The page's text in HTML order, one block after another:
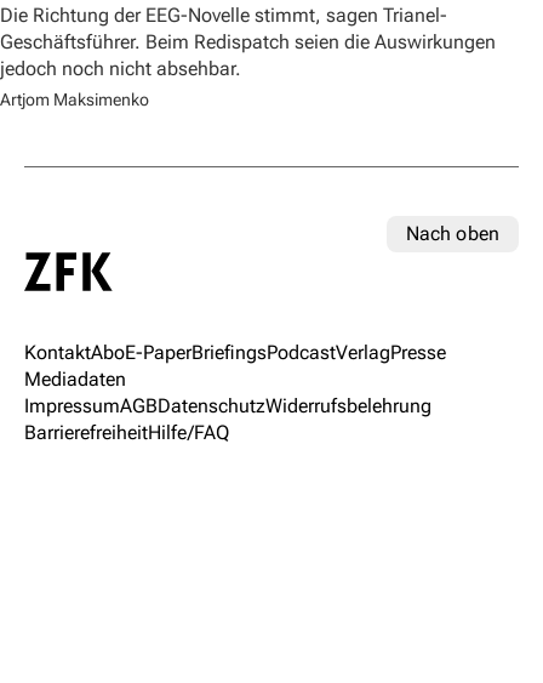
Die Richtung der EEG-Novelle stimmt, sagen Trianel-
Geschäftsführer. Beim Redispatch seien die Auswirkungen
jedoch noch nicht absehbar.
Artjom Maksimenko
Nach oben
KontaktAboE-PaperBriefingsPodcastVerlagPresse
Mediadaten
ImpressumAGBDatenschutzWiderrufsbelehrung
BarrierefreiheitHilfe/FAQ